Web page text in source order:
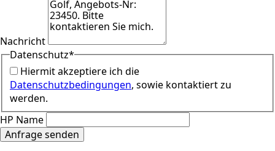
Nachricht
Datenschutz*
Hiermit akzeptiere ich die
Datenschutzbedingungen, sowie kontaktiert zu
werden.
HP Name
Anfrage senden